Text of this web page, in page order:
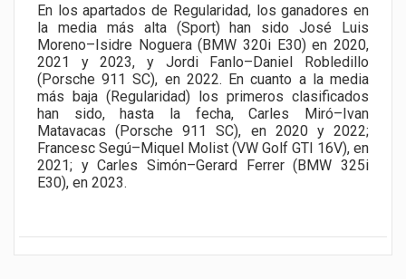
En los apartados de Regularidad, los ganadores en
la media más alta (Sport) han sido José Luis
Moreno–Isidre Noguera (BMW 320i E30) en 2020,
2021 y 2023, y Jordi Fanlo–Daniel Robledillo
(Porsche 911 SC), en 2022. En cuanto a la media
más baja (Regularidad) los primeros clasificados
han sido, hasta la fecha, Carles Miró–Ivan
Matavacas (Porsche 911 SC), en 2020 y 2022;
Francesc Segú–Miquel Molist (VW Golf GTI 16V), en
2021; y Carles Simón–Gerard Ferrer (BMW 325i
E30), en 2023.